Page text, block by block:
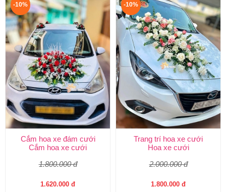
-10%
Cắm hoa xe đám cưới
Cắm hoa xe cưới
1.800.000 đ
1.620.000 đ
-10%
Trang trí hoa xe cưới
Hoa xe cưới
2.000.000 đ
1.800.000 đ